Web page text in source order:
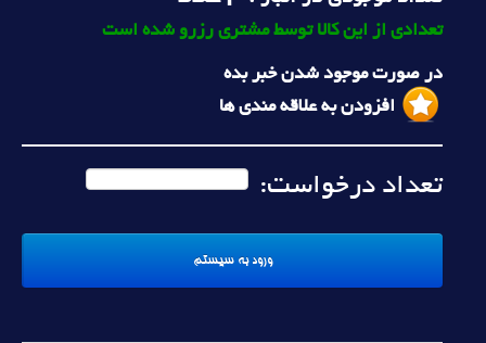
تعدادی از این کالا توسط مشتری رزرو شده است
در صورت موجود شدن خبر بده
افزودن به علاقه مندی ها
تعداد درخواست: